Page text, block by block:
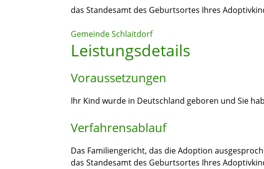
das Standesamt des Geburtsortes Ihres
Gemeinde Schlaitdorf
Leistungsdetails
Voraussetzungen
Ihr Kind wurde in Deutschland geboren und Sie
Verfahrensablauf
Das Familiengericht, das die Adoption
das Standesamt des Geburtsortes Ihres